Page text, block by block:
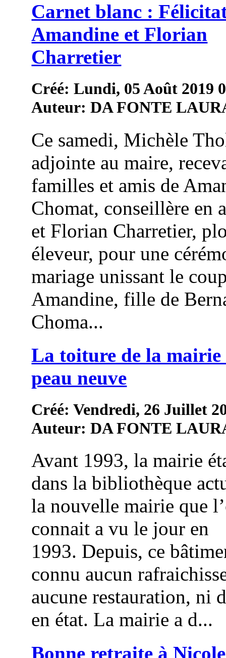
Carnet blanc :
Amandine et Florian
Charretier
Créé: Lundi, 05 Août 2019
Auteur: DA FONTE
Ce samedi, Michèle
adjointe au maire,
familles et amis de
Chomat, conseillère en
et Florian Charretier,
éleveur, pour une
mariage unissant le
Amandine, fille de
Choma...
La toiture de la
peau neuve
Créé: Vendredi, 26 Juillet
Auteur: DA FONTE
Avant 1993, la mairie
dans la bibliothèque
la nouvelle mairie que
connait a vu le jour en
1993. Depuis, ce
connu aucun
aucune restauration, ni
en état. La mairie a d...
Bonne retraite à Nicole